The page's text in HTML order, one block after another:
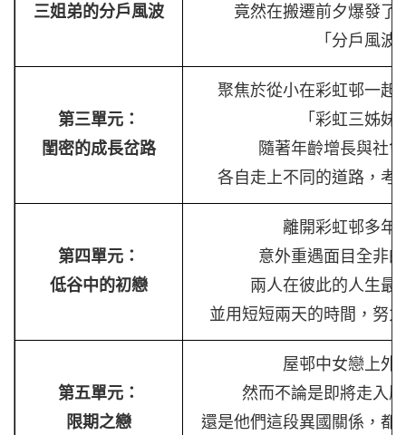
三姐弟的分戶風波
竟然在搬遷前夕爆發了
「分戶風波
第三單元：
閨密的成長岔路
聚焦於從小在彩虹邨一起
「彩虹三姊妹
隨著年齡增長與社
各自走上不同的道路，考
第四單元：
低谷中的初戀
離開彩虹邨多年
意外重遇面目全非
兩人在彼此的人生最
並用短短兩天的時間，努
第五單元：
限期之戀
屋邨中女戀上外
然而不論是即將走入
還是他們這段異國關係，都